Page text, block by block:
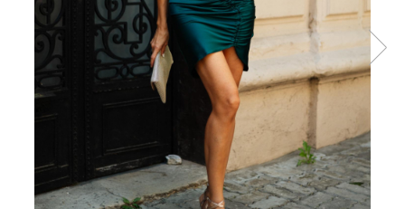
Rochii din dantela
Rochii din tafta
Rochii cu paiete
Rochii din tul
Rochii din catifea
Rochii voal
Rochii cu imprimeu